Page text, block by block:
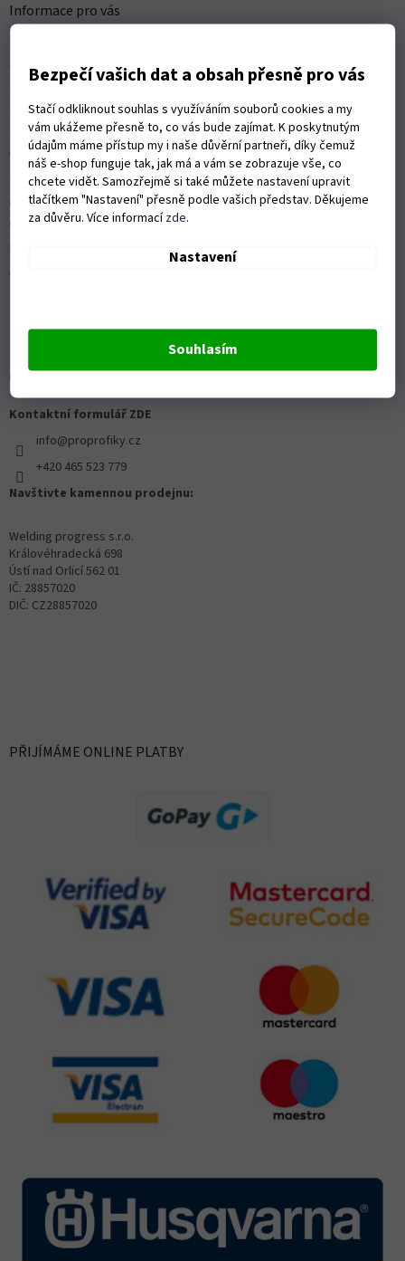
Bezpečí vašich dat a obsah přesně pro vás
Stačí odkliknout souhlas s využíváním souborů cookies a my
vám ukážeme přesně to, co vás bude zajímat. K poskytnutým
údajům máme přístup my i naše důvěrní partneři, díky čemuž
náš e-shop funguje tak, jak má a vám se zobrazuje vše, co
chcete vidět. Samozřejmě si také můžete nastavení upravit
tlačítkem "Nastavení" přesně podle vašich představ. Děkujeme
za důvěru. Více informacízde.
Nastavení
Souhlasím
Informace pro vás
Obchodní podmínky
Ochrana osobních údajů
Možnosti dopravy
Platební možnosti
Vrácení zboží a reklamace
Nákup na splátky
ISO 9001:2015
Politika kvality
Autorizovaný servis Husqvarna
OZVĚTE SE NÁM
Kontaktní formulář ZDE
info@proprofiky.cz
+420 465 523 779
Navštivte kamennou prodejnu:
Welding progress s.r.o.
Královéhradecká 698
Ústí nad Orlicí 562 01
IČ: 28857020
DIČ: CZ28857020
PŘIJÍMÁME ONLINE PLATBY